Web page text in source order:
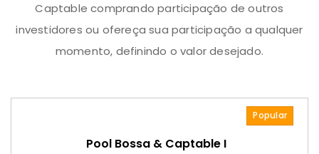
Captable comprando participação de outros
investidores ou ofereça sua participação a qualquer
momento, definindo o valor desejado.
Popular
Pool Bossa & Captable I